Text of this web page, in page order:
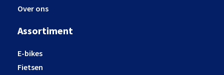
Over ons
Assortiment
E-bikes
Fietsen